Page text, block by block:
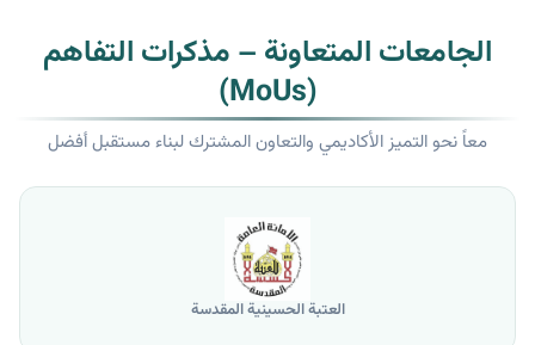
الجامعات المتعاونة – مذكرات التفاهم
(MoUs)
معاً نحو التميز الأكاديمي والتعاون المشترك لبناء مستقبل أفضل
العتبة الحسينية المقدسة